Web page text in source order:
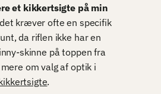
et kikkertsigte på min
kræver ofte en specifik
da riflen ikke har en
skinne på toppen fra
om valg af optik i
.